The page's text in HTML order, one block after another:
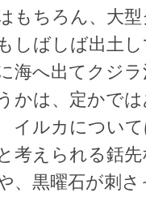
もちろん、大
もしばしば出土
海へ出てクジ
うかは、定かで
イルカについて
考えられる銛
、黒曜石が刺